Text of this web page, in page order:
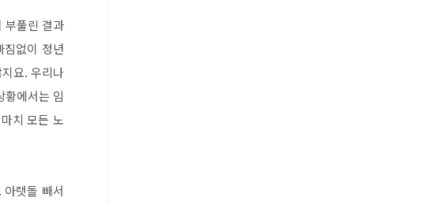
부풀린 결과
짐없이 정년
요. 우리나
황에서는 임
치 모든 노
랫돌 빼서